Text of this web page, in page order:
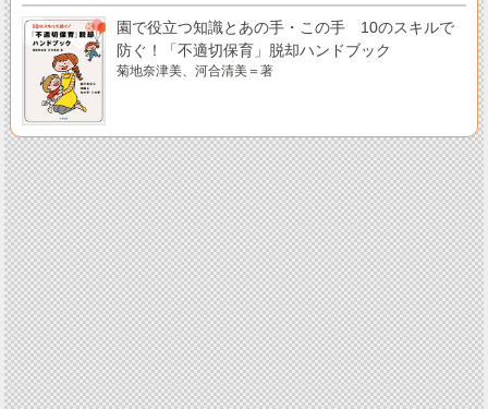
園で役立つ知識とあの手・この手 10のスキルで
防ぐ！「不適切保育」脱却ハンドブック
菊地奈津美、河合清美＝著